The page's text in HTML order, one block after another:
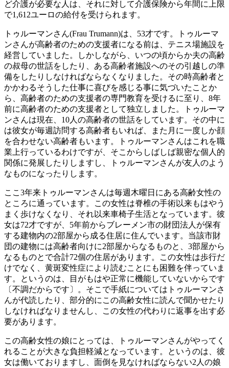
ど介護が必要な人は、それに対して介護保険から年間に上限
で1,612ユーロの給付を受けられます。
トゥルーマンさん(Frau Trumann)は、53才です。トゥルーマ
ンさんが高齢者のための支援者になる前は、テニス場施設を
経営していました。しかしながら、いつの頃からか夫の高齢
の叔母の世話をしたり、ある高齢者施設へのその引越しの準
備をしたりしなければならなくなりました。その時高齢者と
かかわるそうした仕事に喜びを感じる事に気づいたことか
ら、高齢者のための支援者の専門教育を受けるに至り、8年
前に高齢者のための支援者として独立しました。トゥルーマ
ンさんは現在、10人の高齢者の世話をしています。その中に
は彼女が毎週訪問する高齢者もいれば、また月に一度しか顔
を合わせない高齢者もいます。トゥルーマンさんはこれを職
業上行っているわけですが、そこからしばしば親密な個人的
関係に発展したりしますし、トゥルーマンさんが友人のよう
なものになったりします。
ここ3年来トゥルーマンさんは毎週木曜日にある高齢女性の
ところに通っています。この女性は脊椎の手術以来もはやう
まく歩けなくなり、それ以来車椅子生活となっています。彼
女は72才ですが、5年前からブレーメン市の財団法人が保有
する建物内の2部屋から成る住居に住んでいます。当該市財
団の建物には高齢者向けに2部屋からなるものと、3部屋から
なるものとで合計72個の住居があります。この女性は歩行だ
けでなく、黄斑変性症により読むことにも困難を伴っていま
す。というのは、目がもはや正常に機能していないからです
〔不調だからです〕。そこで手紙についてはトゥルーマンさ
んが代読したり、部分的にこの高齢女性に読んで聞かせたり
しなければなりませんし、この女性の代わりに返事を出す必
要があります。
この高齢女性の娘にとっては、トゥルーマンさんがやってく
れることが大きな負担軽減となっています。というのは、彼
女は働いておりますし、面倒を見なければならない2人の娘